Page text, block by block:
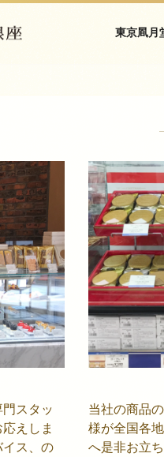
東京凮月
スタッ
えしま
ス、の
当社の商品
様が全国各
へ是非お立